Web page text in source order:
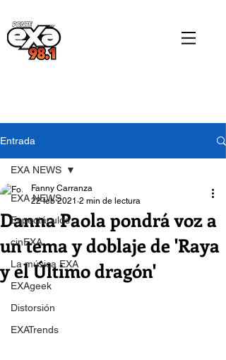
Entrada
EXA NEWS
Espectáculos
cinEXA
La música EXA
EXAgeek
Distorsión
EXATrends
EXA NEWS
Danna Paola pondrá voz a
un tema y doblaje de 'Raya
y el Último dragón'
Fanny Carranza
22 feb 2021 2 min de lectura